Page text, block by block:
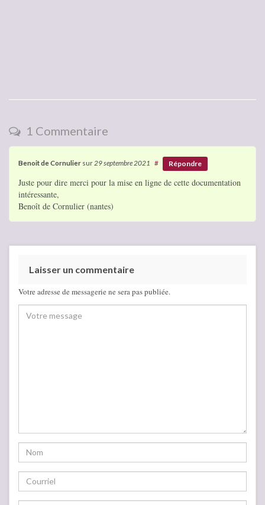
1 Commentaire
Benoit de Cornulier sur 29 septembre 2021 # Répondre
Juste pour dire merci pour la mise en ligne de cette documentation
intéressante,
Benoît de Cornulier (nantes)
Laisser un commentaire
Votre adresse de messagerie ne sera pas publiée.